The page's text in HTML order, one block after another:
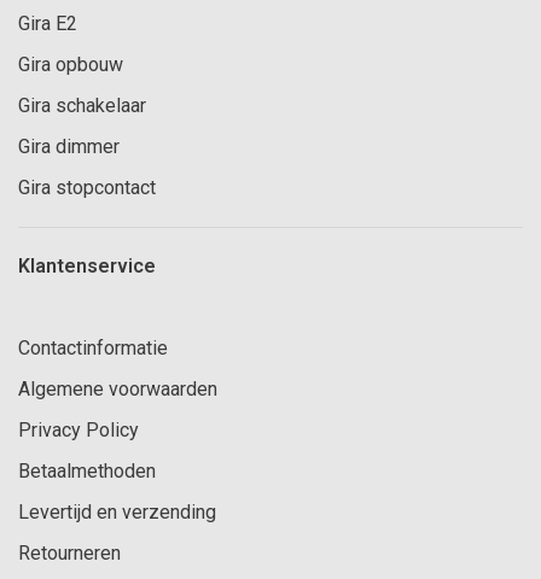
Gira E2
Gira opbouw
Gira schakelaar
Gira dimmer
Gira stopcontact
Klantenservice
Contactinformatie
Algemene voorwaarden
Privacy Policy
Betaalmethoden
Levertijd en verzending
Retourneren